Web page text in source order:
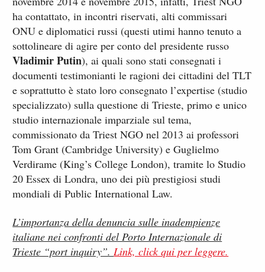
ha contattato, in incontri riservati, alti commissari
ONU e diplomatici russi (questi utimi hanno tenuto a
sottolineare di agire per conto del presidente russo
Vladimir Putin), ai quali sono stati consegnati i
documenti testimonianti le ragioni dei cittadini del TLT
e soprattutto è stato loro consegnato l’expertise (studio
specializzato) sulla questione di Trieste, primo e unico
studio internazionale imparziale sul tema,
commissionato da Triest NGO nel 2013 ai professori
Tom Grant (Cambridge University) e Guglielmo
Verdirame (King’s College London), tramite lo Studio
20 Essex di Londra, uno dei più prestigiosi studi
mondiali di Public International Law.
L’importanza della denuncia sulle inadempienze
italiane nei confronti del Porto Internazionale di
Trieste “port inquiry”.Link, click qui per leggere.